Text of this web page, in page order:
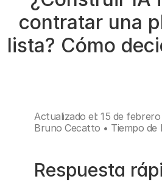
contratar una
lista? Cómo
Actualizado el: 15 de
Bruno Cecatto • Tiempo de
Respuesta